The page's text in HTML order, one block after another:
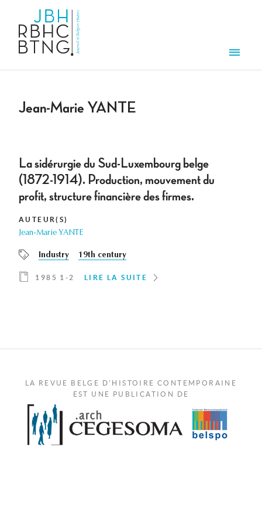
Jean-Marie YANTE
La sidérurgie du Sud-Luxembourg belge
(1872-1914). Production, mouvement du
profit, structure financière des firmes.
AUTEUR(S)
Jean-Marie YANTE
Industry 19th century
1985 1-2 LIRE LA SUITE
LA REVUE BELGE D'HISTOIRE CONTEMPORAINE
EST UNE PUBLICATION DE